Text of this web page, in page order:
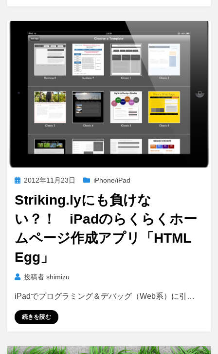
投
日:
2012年11月23日 iPhone/iPad
Striking.lyにも負けな
い？！ iPadのらくらくホー
ムページ作成アプリ「HTML
Egg」
投稿者 shimizu
iPadでプログラミング＆デバッグ（Web系）に引…
続きを読む